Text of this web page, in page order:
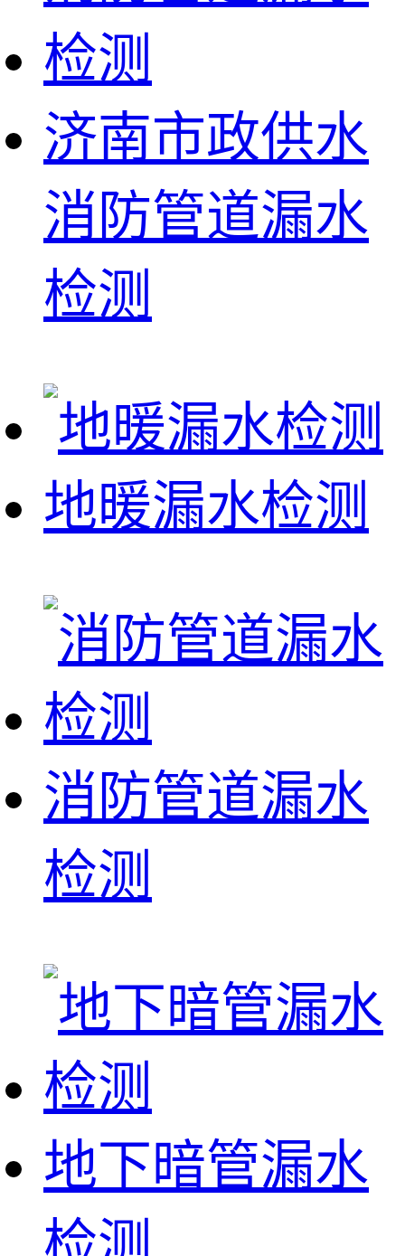
济南市政供水
消防管道漏水
检测
地暖漏水检测
消防管道漏水
检测
地下暗管漏水